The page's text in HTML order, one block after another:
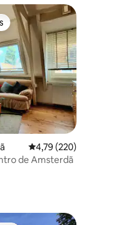
avaliações
4,79 de uma avaliação
4,79 (220)
de Amsterdã